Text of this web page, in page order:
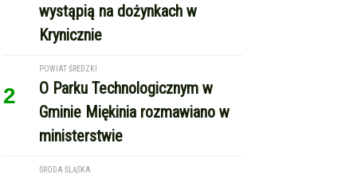
wystąpią na dożynkach w
Krynicznie
2
POWIAT ŚREDZKI
O Parku Technologicznym w
Gminie Miękinia rozmawiano w
ministerstwie
ŚRODA ŚLĄSKA